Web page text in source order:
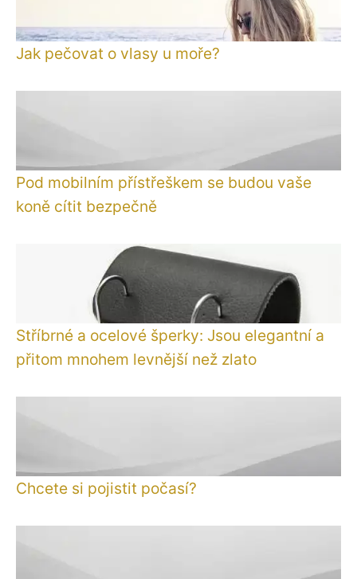
Jak pečovat o vlasy u moře?
Pod mobilním přístřeškem se budou vaše
koně cítit bezpečně
Stříbrné a ocelové šperky: Jsou elegantní a
přitom mnohem levnější než zlato
Chcete si pojistit počasí?